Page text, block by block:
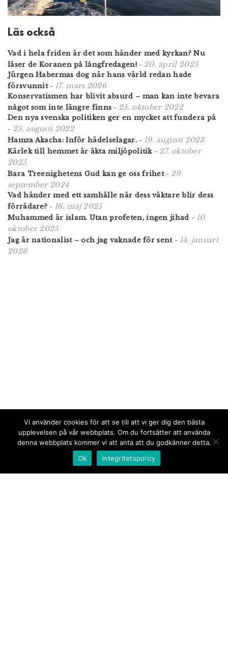
Läs också
Vad i hela friden är det som händer med kyrkan? Nu
läser de Koranen på långfredagen!- 20. april 2025
Jürgen Habermas dog när hans värld redan hade
försvunnit- 17. mars 2026
Konservatismen har blivit absurd – man kan inte bevara
något som inte längre finns - 25. oktober 2022
Den nya svenska politiken ger en mycket att fundera på
- 25. augusti 2022
Hamza Akacha: Inför hädelselagar.- 19. augusti 2023
Kärlek till hemmet är äkta miljöpolitik- 27. oktober
2025
Bara Treenighetens Gud kan ge oss frihet- 29.
september 2024
Vad händer med ett samhälle när dess väktare blir dess
förrädare? - 16. maj 2025
Muhammed är islam. Utan profeten, ingen jihad - 10.
oktober 2025
Jag är nationalist – och jag vaknade för sent- 14. januari
2026
Vi använder cookies för att se till att vi ger dig den bästa
upplevelsen på vår webbplats. Om du fortsätter att använda
denna webbplats kommer vi att anta att du godkänner detta.
Ok
Integritetspolicy